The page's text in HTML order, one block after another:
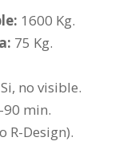
desde
195,05€
270,56€
1600 Kg.
75 Kg.
Si, no visible.
90 min.
R-Design).